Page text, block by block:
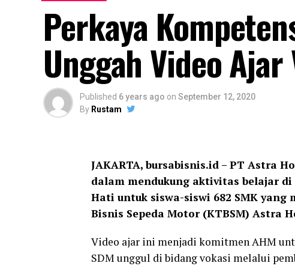
Perkaya
Unggah Video Ajar
Published 6 years ago on September 12, 2020
By Rustam
JAKARTA, bursabisnis.id – PT Astra
dalam mendukung aktivitas belajar
Hati untuk siswa-siswi 682 SMK
Bisnis Sepeda Motor (KTBSM) Astra
Video ajar ini menjadi komitmen AHM
SDM unggul di bidang vokasi melalui